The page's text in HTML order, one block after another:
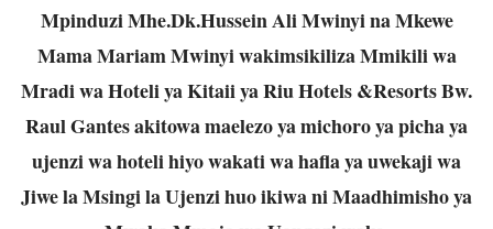
Mpinduzi Mhe.Dk.Hussein Ali Mwinyi na Mkewe
Mama Mariam Mwinyi wakimsikiliza Mmikili wa
Mradi wa Hoteli ya Kitaii ya Riu Hotels &Resorts Bw.
Raul Gantes akitowa maelezo ya michoro ya picha ya
ujenzi wa hoteli hiyo wakati wa hafla ya uwekaji wa
Jiwe la Msingi la Ujenzi huo ikiwa ni Maadhimisho ya